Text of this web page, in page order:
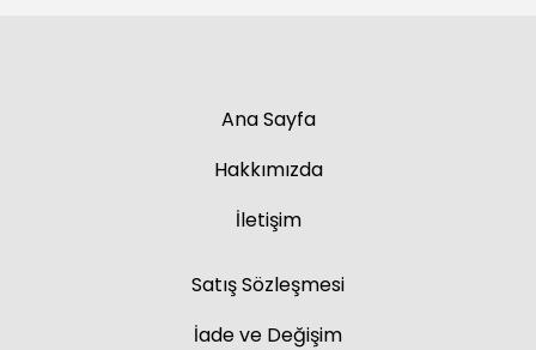
Ana Sayfa
Hakkımızda
İletişim
Satış Sözleşmesi
İade ve Değişim